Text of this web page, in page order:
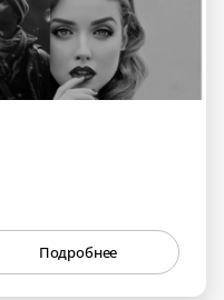
Подробнее